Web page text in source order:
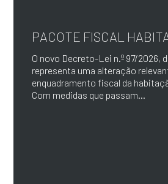
PACOTE FISCAL
O novo Decreto-Lei n.º 97/2026,
representa uma alteração
enquadramento fiscal da
Com medidas que passam...